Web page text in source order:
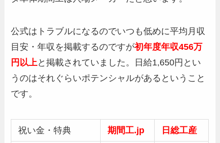
公式はトラブルになるのでいつも低めに平均月収
目安・年収を掲載するのですが初年度年収456万
円以上と掲載されていました。日給1,650円とい
うのはそれぐらいポテンシャルがあるということ
です。
祝い金・特典 期間工.jp 日総工産